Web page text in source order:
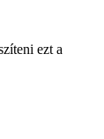
ezt a